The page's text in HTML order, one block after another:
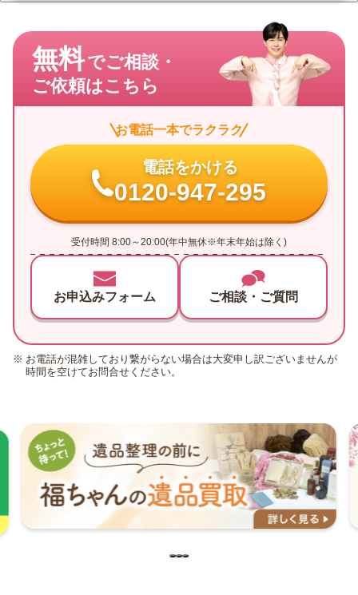
無料でご相談・
ご依頼はこちら
お電話一本でラクラク
電話をかける
0120-947-295
受付時間 8:00～20:00(年中無休※年末年始は除く)
お申込みフォーム ご相談・ご質問
お電話が混雑しており繋がらない場合は大変申し訳ございませんが
時間を空けてお問合せください。